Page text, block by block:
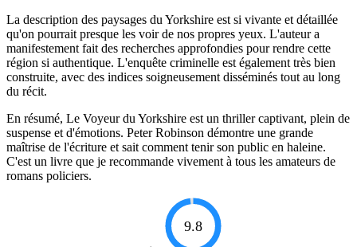
La description des paysages du Yorkshire est si vivante et détaillée
qu'on pourrait presque les voir de nos propres yeux. L'auteur a
manifestement fait des recherches approfondies pour rendre cette
région si authentique. L'enquête criminelle est également très bien
construite, avec des indices soigneusement disséminés tout au long
du récit.
En résumé, Le Voyeur du Yorkshire est un thriller captivant, plein de
suspense et d'émotions. Peter Robinson démontre une grande
maîtrise de l'écriture et sait comment tenir son public en haleine.
C'est un livre que je recommande vivement à tous les amateurs de
romans policiers.
9.8